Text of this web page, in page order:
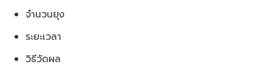
จำนวนยุง
ระยะเวลา
วิธีวัดผล